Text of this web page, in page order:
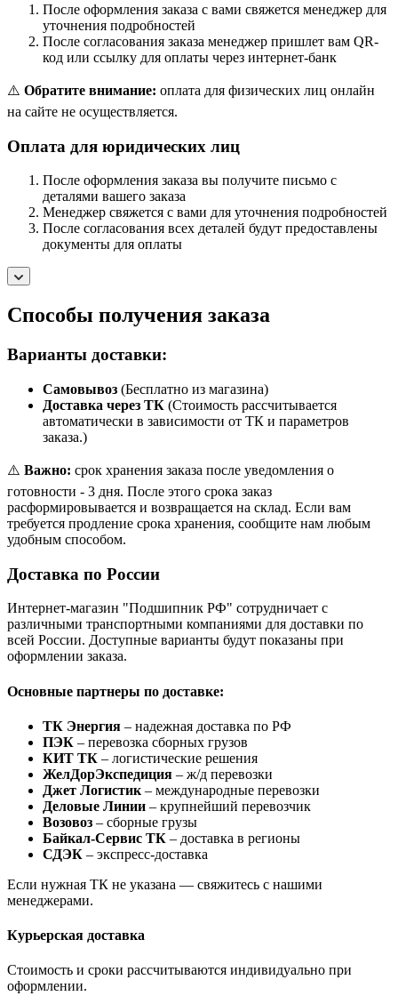
После оформления заказа с вами свяжется менеджер для
уточнения подробностей
После согласования заказа менеджер пришлет вам QR-
код или ссылку для оплаты через интернет-банк
⚠️ Обратите внимание: оплата для физических лиц онлайн
на сайте не осуществляется.
Оплата для юридических лиц
После оформления заказа вы получите письмо с
деталями вашего заказа
Менеджер свяжется с вами для уточнения подробностей
После согласования всех деталей будут предоставлены
документы для оплаты
Способы получения заказа
Варианты доставки:
Самовывоз (Бесплатно из магазина)
Доставка через ТК (Стоимость рассчитывается
автоматически в зависимости от ТК и параметров
заказа.)
⚠️ Важно: срок хранения заказа после уведомления о
готовности - 3 дня. После этого срока заказ
расформировывается и возвращается на склад. Если вам
требуется продление срока хранения, сообщите нам любым
удобным способом.
Доставка по России
Интернет-магазин "Подшипник РФ" сотрудничает с
различными транспортными компаниями для доставки по
всей России. Доступные варианты будут показаны при
оформлении заказа.
Основные партнеры по доставке:
ТК Энергия – надежная доставка по РФ
ПЭК – перевозка сборных грузов
КИТ ТК – логистические решения
ЖелДорЭкспедиция – ж/д перевозки
Джет Логистик – международные перевозки
Деловые Линии – крупнейший перевозчик
Возовоз – сборные грузы
Байкал-Сервис ТК – доставка в регионы
СДЭК – экспресс-доставка
Если нужная ТК не указана — свяжитесь с нашими
менеджерами.
Курьерская доставка
Стоимость и сроки рассчитываются индивидуально при
оформлении.